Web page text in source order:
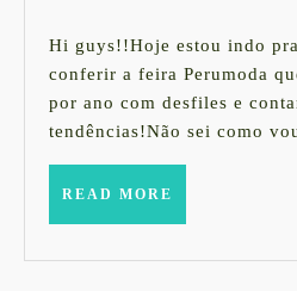
semana
–
3AM
de
2014
Hi guys!!Hoje estou indo
conferir a feira Perumoda
por ano com desfiles e
tendências!Não sei como
READ MORE